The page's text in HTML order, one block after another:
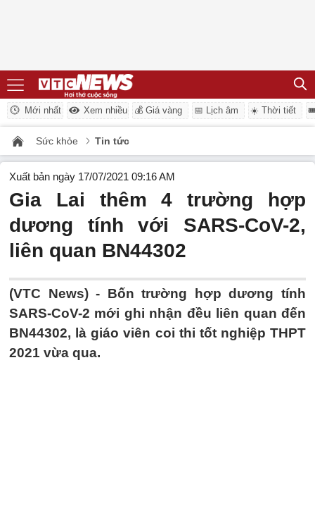
Mới nhất Xem nhiều 💰 Giá vàng 📅 Lịch âm ☀️ Thời tiết
Sức khỏe Tin tức
Xuất bản ngày 17/07/2021 09:16 AM
Gia Lai thêm 4 trường hợp
dương tính với SARS-CoV-2,
liên quan BN44302
(VTC News) - Bốn trường hợp dương tính
SARS-CoV-2 mới ghi nhận đều liên quan đến
BN44302, là giáo viên coi thi tốt nghiệp THPT
2021 vừa qua.